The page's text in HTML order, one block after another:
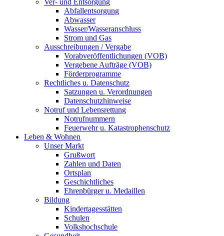
Ver- und Entsorgung
Abfallentsorgung
Abwasser
Wasser/Wasseranschluss
Strom und Gas
Ausschreibungen / Vergabe
Vorabveröffentlichungen (VOB)
Vergebene Aufträge (VOB)
Förderprogramme
Rechtliches u. Datenschutz
Satzungen u. Verordnungen
Datenschutzhinweise
Notruf und Lebensrettung
Notrufnummern
Feuerwehr u. Katastrophenschutz
Leben & Wohnen
Unser Markt
Grußwort
Zahlen und Daten
Ortsplan
Geschichtliches
Ehrenbürger u. Medaillen
Bildung
Kindertagesstätten
Schulen
Volkshochschule